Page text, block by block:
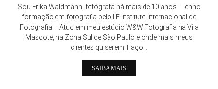
Sou Erika Waldmann, fotógrafa há mais de 10 anos. Tenho
formação em fotografia pelo IIF Instituto Internacional de
Fotografia. . Atuo em meu estúdio W&W Fotografia na Vila
Mascote, na Zona Sul de São Paulo e onde mais meus
clientes quiserem. Faço...
SAIBA MAIS